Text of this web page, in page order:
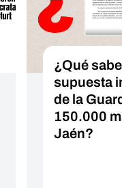
¿Qué
supuesta
de la
150.000
Jaén?